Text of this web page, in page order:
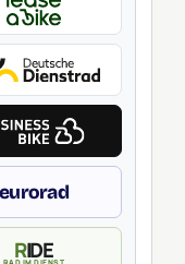
eurorad
RIDE